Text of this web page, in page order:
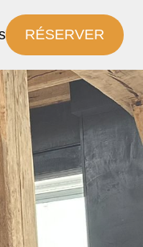
RÉSERVER